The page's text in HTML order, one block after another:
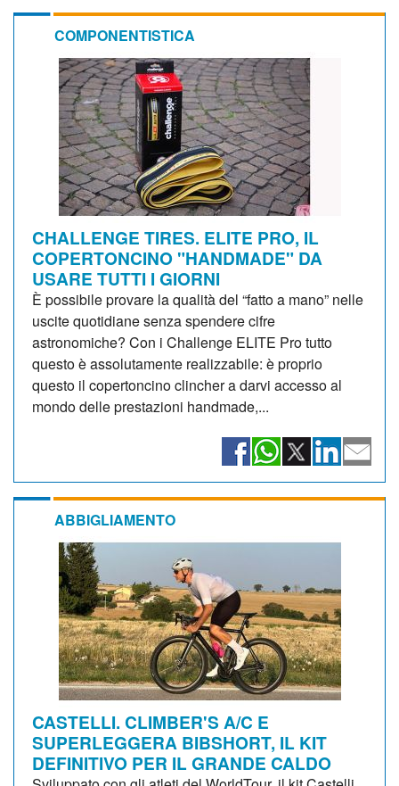
COMPONENTISTICA
CHALLENGE TIRES. ELITE PRO, IL
COPERTONCINO "HANDMADE" DA
USARE TUTTI I GIORNI
È possibile provare la qualità del “fatto a mano” nelle
uscite quotidiane senza spendere cifre
astronomiche? Con i Challenge ELITE Pro tutto
questo è assolutamente realizzabile: è proprio
questo il copertoncino clincher a darvi accesso al
mondo delle prestazioni handmade,...
ABBIGLIAMENTO
CASTELLI. CLIMBER'S A/C E
SUPERLEGGERA BIBSHORT, IL KIT
DEFINITIVO PER IL GRANDE CALDO